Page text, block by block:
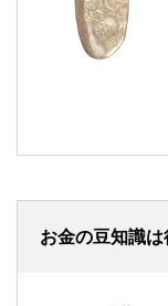
お金の豆知識